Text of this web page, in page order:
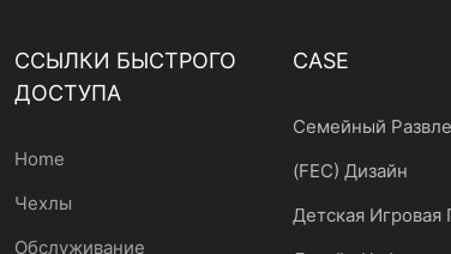
ССЫЛКИ БЫСТРОГО
ДОСТУПА
Home
Чехлы
Обслуживание
CASE
Семейный
(FEC) Дизайн
Детская